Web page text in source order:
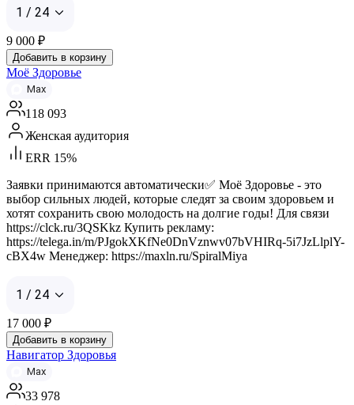
1 / 24
9 000 ₽
Добавить в корзину
Моё Здоровье
Max
118 093
Женская аудитория
ERR 15%
Заявки принимаются автоматически✅ Моё Здоровье - это
выбор сильных людей, которые следят за своим здоровьем и
хотят сохранить свою молодость на долгие годы! Для связи
https://clck.ru/3QSKkz Купить рекламу:
https://telega.in/m/PJgokXKfNe0DnVznwv07bVHIRq-5i7JzLlplY-
cBX4w Менеджер: https://maxln.ru/SpiralMiya
1 / 24
17 000 ₽
Добавить в корзину
Навигатор Здоровья
Max
33 978